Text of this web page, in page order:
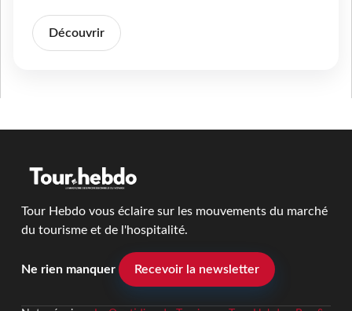
Découvrir
Tour Hebdo vous éclaire sur les mouvements du marché
du tourisme et de l'hospitalité.
Ne rien manquer Recevoir la newsletter